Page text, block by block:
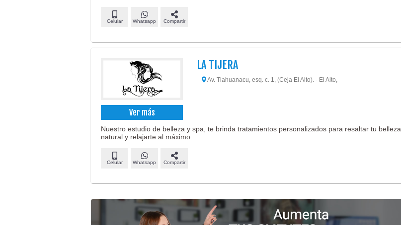
Celular Whatsapp Compartir
Ver más
LA TIJERA
Av. Tiahuanacu, esq. c. 1, (Ceja El Alto). - El Alto,
Nuestro estudio de belleza y spa, te brinda tratamientos personalizados para resaltar tu belleza
natural y relajarte al máximo.
Celular Whatsapp Compartir